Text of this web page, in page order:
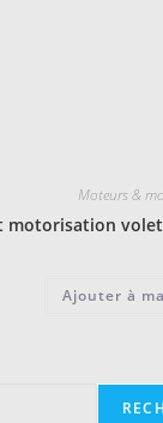
Moteurs &
motorisation
Ajouter à